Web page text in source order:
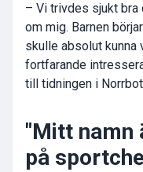
– Vi trivdes sjukt bra
om mig. Barnen
skulle absolut kunna
fortfarande
till tidningen i
"Mitt namn
på